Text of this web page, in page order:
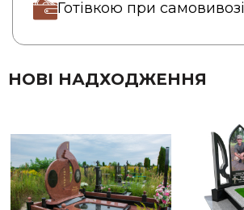
Готівкою при самовивозі
НОВІ НАДХОДЖЕННЯ